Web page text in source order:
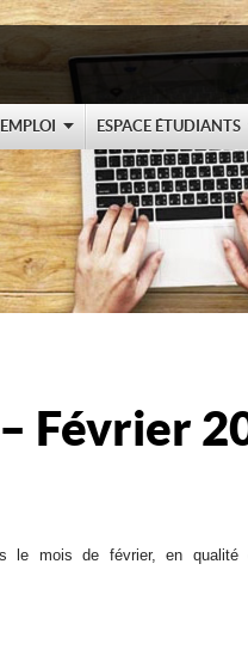
EMPLOI ESPACE ÉTUDIANTS
Février
le mois de février, en qualité